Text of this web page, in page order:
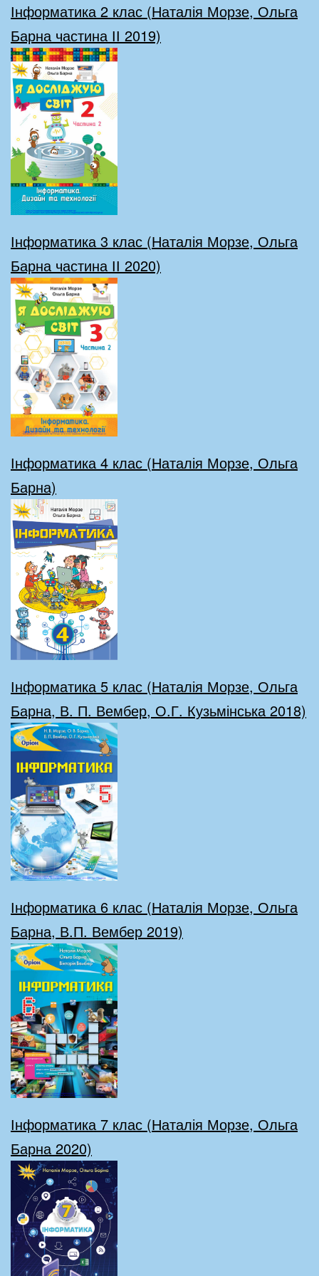
Інформатика 2 клас (Наталія Морзе, Ольга
Барна частина ІІ 2019)
Інформатика 3 клас (Наталія Морзе, Ольга
Барна частина ІІ 2020)
Інформатика 4 клас (Наталія Морзе, Ольга
Барна)
Інформатика 5 клас (Наталія Морзе, Ольга
Барна, В. П. Вембер, О.Г. Кузьмінська 2018)
Інформатика 6 клас (Наталія Морзе, Ольга
Барна, В.П. Вембер 2019)
Інформатика 7 клас (Наталія Морзе, Ольга
Барна 2020)